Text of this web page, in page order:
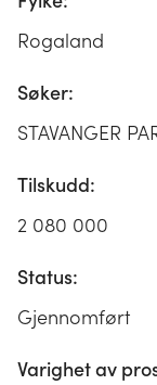
Rogaland
Søker:
STAVANGER
Tilskudd:
2 080 000
Status:
Gjennomført
Varighet av